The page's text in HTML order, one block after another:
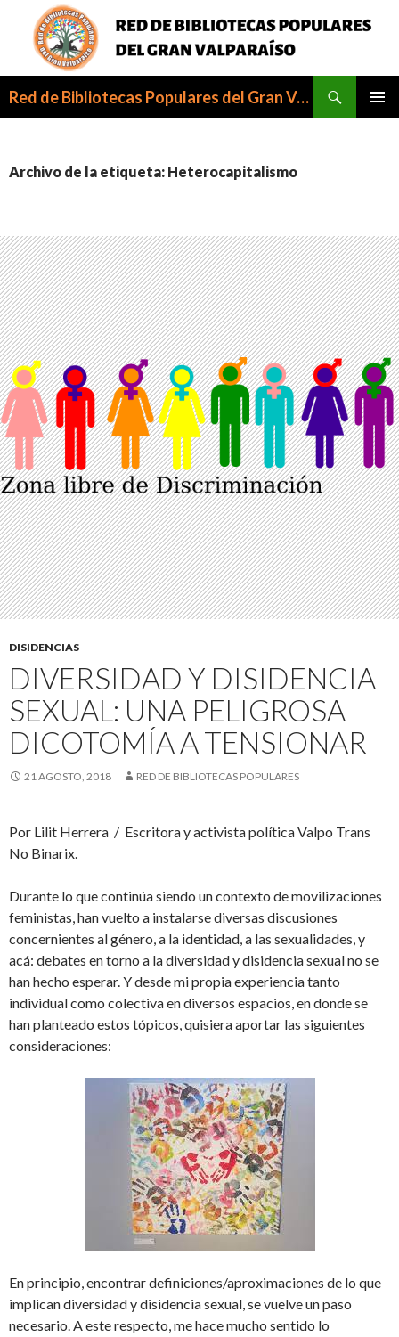
Red de Bibliotecas Populares del Gran Valparaíso
Archivo de la etiqueta: Heterocapitalismo
DISIDENCIAS
DIVERSIDAD Y DISIDENCIA
SEXUAL: UNA PELIGROSA
DICOTOMÍA A TENSIONAR
21 AGOSTO, 2018 RED DE BIBLIOTECAS POPULARES
Por Lilit Herrera / Escritora y activista política Valpo Trans
No Binarix.
Durante lo que continúa siendo un contexto de movilizaciones
feministas, han vuelto a instalarse diversas discusiones
concernientes al género, a la identidad, a las sexualidades, y
acá: debates en torno a la diversidad y disidencia sexual no se
han hecho esperar. Y desde mi propia experiencia tanto
individual como colectiva en diversos espacios, en donde se
han planteado estos tópicos, quisiera aportar las siguientes
consideraciones:
En principio, encontrar definiciones/aproximaciones de lo que
implican diversidad y disidencia sexual, se vuelve un paso
necesario. A este respecto, me hace mucho sentido lo